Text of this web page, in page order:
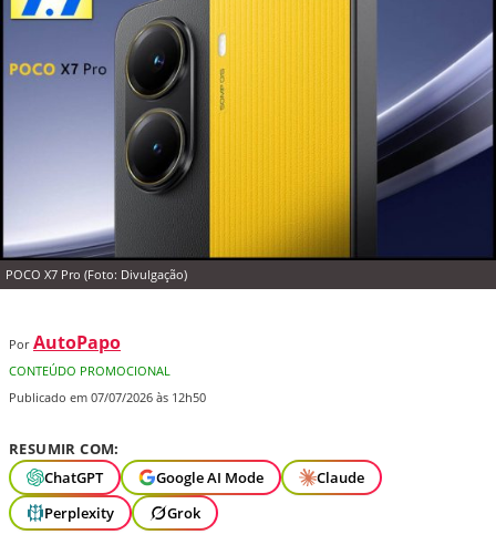
POCO X7 Pro (Foto: Divulgação)
Por AutoPapo
CONTEÚDO PROMOCIONAL
Publicado em 07/07/2026 às 12h50
RESUMIR COM:
ChatGPT
Google AI Mode
Claude
Perplexity
Grok